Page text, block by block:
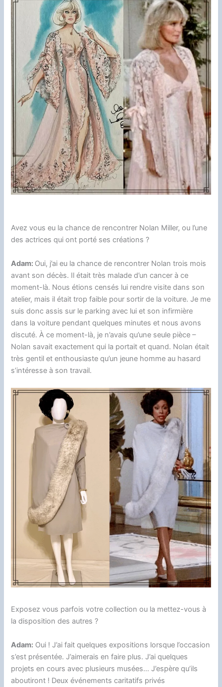
Avez vous eu la chance de rencontrer Nolan Miller, ou l’une
des actrices qui ont porté ses créations ?
Adam: Oui, j’ai eu la chance de rencontrer Nolan trois mois
avant son décès. Il était très malade d’un cancer à ce
moment-là. Nous étions censés lui rendre visite dans son
atelier, mais il était trop faible pour sortir de la voiture. Je me
suis donc assis sur le parking avec lui et son infirmière
dans la voiture pendant quelques minutes et nous avons
discuté. À ce moment-là, je n’avais qu’une seule pièce –
Nolan savait exactement qui la portait et quand. Nolan était
très gentil et enthousiaste qu’un jeune homme au hasard
s’intéresse à son travail.
Exposez vous parfois votre collection ou la mettez-vous à
la disposition des autres ?
Adam: Oui ! J’ai fait quelques expositions lorsque l’occasion
s’est présentée. J’aimerais en faire plus. J’ai quelques
projets en cours avec plusieurs musées… J’espère qu’ils
aboutiront ! Deux événements caritatifs privés